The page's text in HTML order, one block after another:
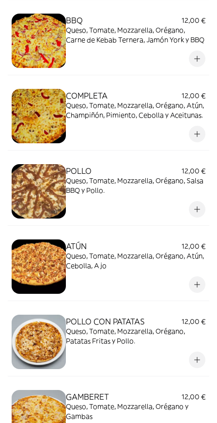
BBQ
12,00 €
Queso, Tomate, Mozzarella, Orégano,
Carne de Kebab Ternera, Jamón York y BBQ
COMPLETA
12,00 €
Queso, Tomate, Mozzarella, Orégano, Atún,
Champiñón, Pimiento, Cebolla y Aceitunas.
POLLO
12,00 €
Queso, Tomate, Mozzarella, Orégano, Salsa
BBQ y Pollo.
ATÚN
12,00 €
Queso, Tomate, Mozzarella, Orégano, Atún,
Cebolla, Ajo
POLLO CON PATATAS
12,00 €
Queso, Tomate, Mozzarella, Orégano,
Patatas Fritas y Pollo.
GAMBERET
12,00 €
Queso, Tomate, Mozzarella, Orégano y
Gambas